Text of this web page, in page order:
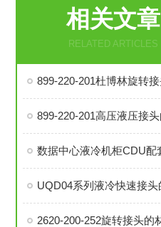
相关文章
RELATED ARTICLES